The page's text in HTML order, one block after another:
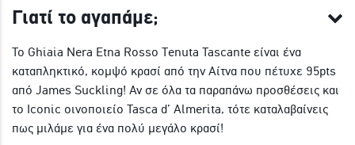
Γιατί το αγαπάμε;
To Ghiaia Nera Etna Rosso Tenuta Tascante είναι ένα
καταπληκτικό, κομψό κρασί από την Αίτνα που πέτυχε 95pts
από James Suckling! Αν σε όλα τα παραπάνω προσθέσεις και
το Iconic οινοποιείο Tasca d’ Almerita, τότε καταλαβαίνεις
πως μιλάμε για ένα πολύ μεγάλο κρασί!